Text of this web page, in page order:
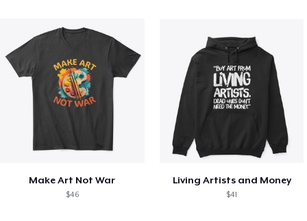
Make Art Not War
$46
Living Artists and Money
$41